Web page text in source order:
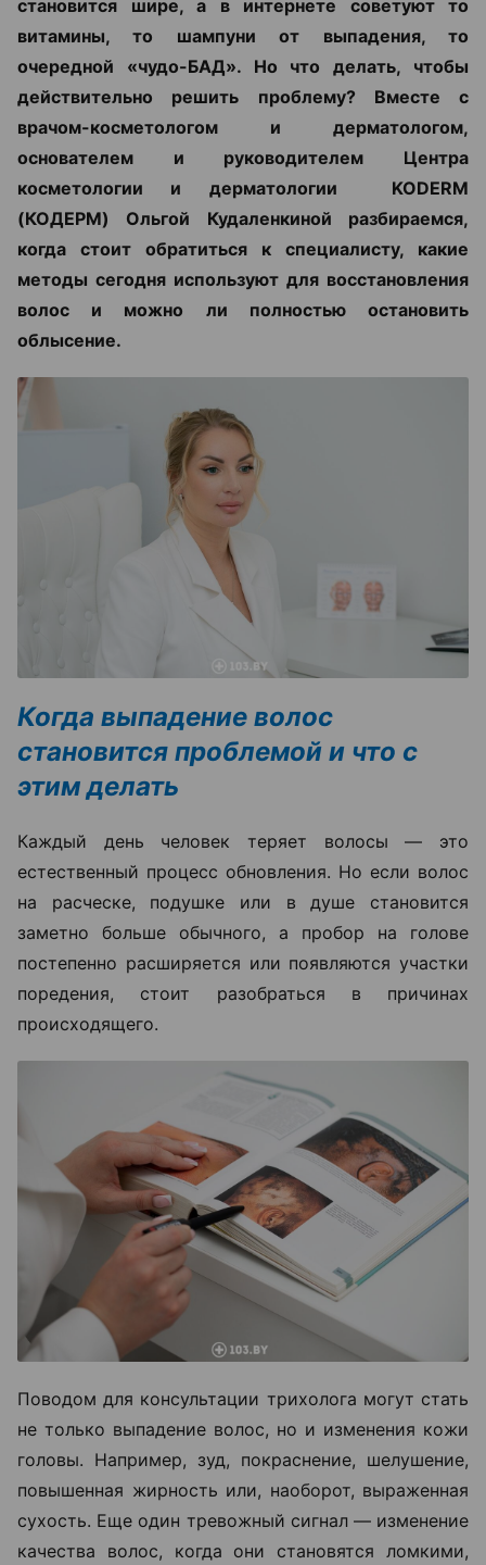
становится шире, а в интернете советуют то
витамины, то шампуни от выпадения, то
очередной «чудо-БАД». Но что делать, чтобы
действительно решить проблему? Вместе с
врачом-косметологом и дерматологом,
основателем и руководителем Центра
косметологии и дерматологии KODERM
(КОДЕРМ) Ольгой Кудаленкиной разбираемся,
когда стоит обратиться к специалисту, какие
методы сегодня используют для восстановления
волос и можно ли полностью остановить
облысение.
Когда выпадение волос
становится проблемой и что с
этим делать
Каждый день человек теряет волосы — это
естественный процесс обновления. Но если волос
на расческе, подушке или в душе становится
заметно больше обычного, а пробор на голове
постепенно расширяется или появляются участки
поредения, стоит разобраться в причинах
происходящего.
Поводом для консультации трихолога могут стать
не только выпадение волос, но и изменения кожи
головы. Например, зуд, покраснение, шелушение,
повышенная жирность или, наоборот, выраженная
сухость. Еще один тревожный сигнал — изменение
качества волос, когда они становятся ломкими,